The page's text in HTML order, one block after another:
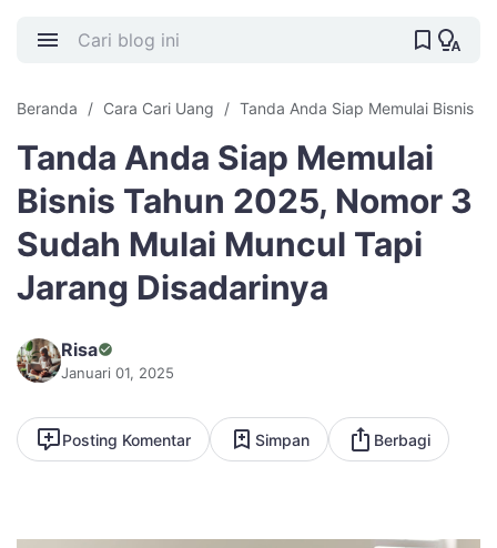
Beranda Cara Cari Uang Tanda Anda Siap Memulai Bisnis
Tanda Anda Siap Memulai
Bisnis Tahun 2025, Nomor 3
Sudah Mulai Muncul Tapi
Jarang Disadarinya
Risa
Januari 01, 2025
Posting Komentar Simpan Berbagi